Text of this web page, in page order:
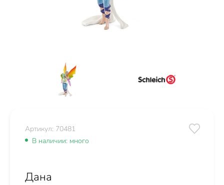
Артикул: 70481
В наличии: много
Дана